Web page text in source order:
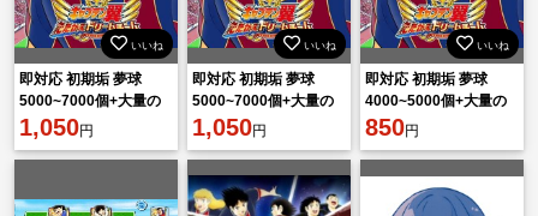
いいね
即対応 初期垢 夢球
5000~7000個+大量の
リソース！
1,050円
いいね
即対応 初期垢 夢球
5000~7000個+大量の
リソース！
1,050円
いいね
即対応 初期垢 夢球
4000~5000個+大量の
リソース！
850円